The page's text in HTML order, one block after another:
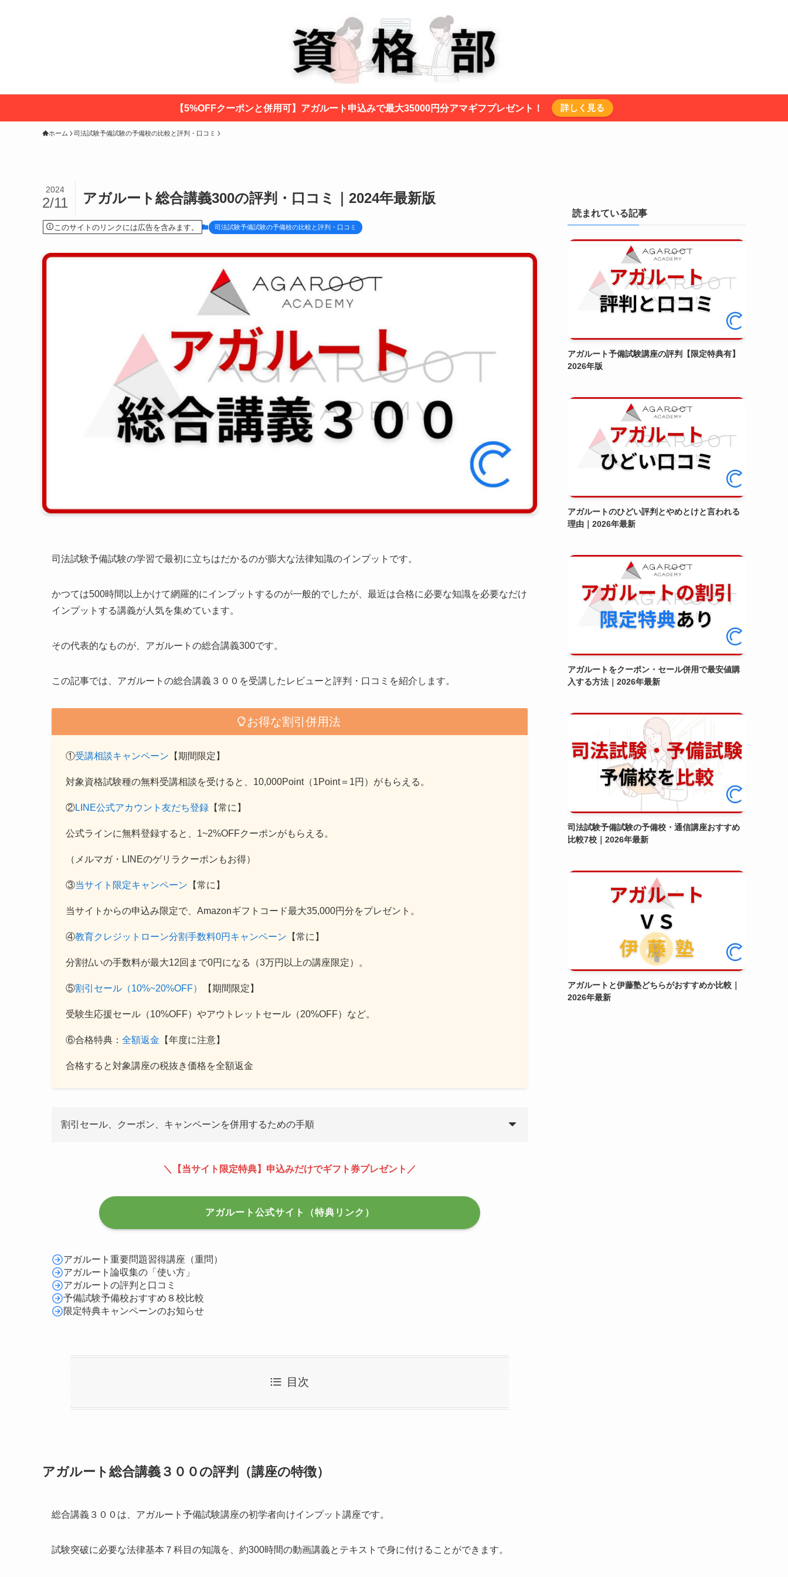
【5%OFFクーポンと併用可】アガルート申込みで最大35000円分アマギフプレゼント！ 詳しく見る
ホーム 司法試験予備試験の予備校の比較と評判・口コミ
アガルート総合講義300の評判・口コミ｜2024年最新版
2024
2/11
このサイトのリンクには広告を含みます。 司法試験予備試験の予備校の比較と評判・口コミ
司法試験予備試験の学習で最初に立ちはだかるのが膨大な法律知識のインプットです。
かつては500時間以上かけて網羅的にインプットするのが一般的でしたが、最近は合格に必要な知識を必要なだけ
インプットする講義が人気を集めています。
その代表的なものが、アガルートの総合講義300です。
この記事では、アガルートの総合講義３００を受講したレビューと評判・口コミを紹介します。
お得な割引併用法
①受講相談キャンペーン 【期間限定】
対象資格試験種の無料受講相談を受けると、10,000Point（1Point＝1円）がもらえる。
②LINE公式アカウント友だち登録 【常に】
公式ラインに無料登録すると、1~2%OFFクーポンがもらえる。
（メルマガ・LINEのゲリラクーポンもお得）
③当サイト限定キャンペーン 【常に】
当サイトからの申込み限定で、Amazonギフトコード最大35,000円分をプレゼント。
④教育クレジットローン分割手数料0円キャンペーン 【常に】
分割払いの手数料が最大12回まで0円になる（3万円以上の講座限定）。
⑤割引セール（10%~20%OFF） 【期間限定】
受験生応援セール（10%OFF）やアウトレットセール（20%OFF）など。
⑥合格特典： 全額返金 【年度に注意】
合格すると対象講座の税抜き価格を全額返金
割引セール、クーポン、キャンペーンを併用するための手順
＼【当サイト限定特典】申込みだけでギフト券プレゼント ／
アガルート公式サイト（特典リンク）
アガルート重要問題習得講座（重問）
アガルート論収集の「使い方」
アガルートの評判と口コミ
予備試験予備校おすすめ８校比較
限定特典キャンペーンのお知らせ
目次
アガルート総合講義３００の評判（講座の特徴）
総合講義３００は、アガルート予備試験講座の初学者向けインプット講座です。
試験突破に必要な法律基本７科目の知識を、約300時間の動画講義とテキストで身に付けることができます。
読まれている記事
アガルート予備試験講座の評判【限定特典有】
2026年版
アガルートのひどい評判とやめとけと言われる
理由｜2026年最新
アガルートをクーポン・セール併用で最安値購
入する方法｜2026年最新
司法試験予備試験の予備校・通信講座おすすめ
比較7校｜2026年最新
アガルートと伊藤塾どちらがおすすめか比較｜
2026年最新